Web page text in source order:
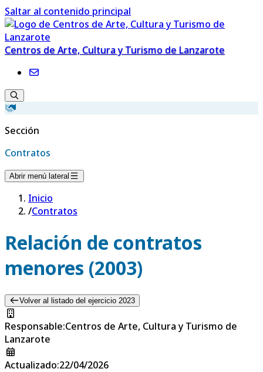
Saltar al contenido principal
Centros de Arte, Cultura y Turismo de Lanzarote
Sección
Contratos
Abrir menú lateral
Inicio
/Contratos
Relación de contratos
menores (2003)
Volver al listado del ejercicio 2023
Responsable:Centros de Arte, Cultura y Turismo de
Lanzarote
Actualizado:22/04/2026